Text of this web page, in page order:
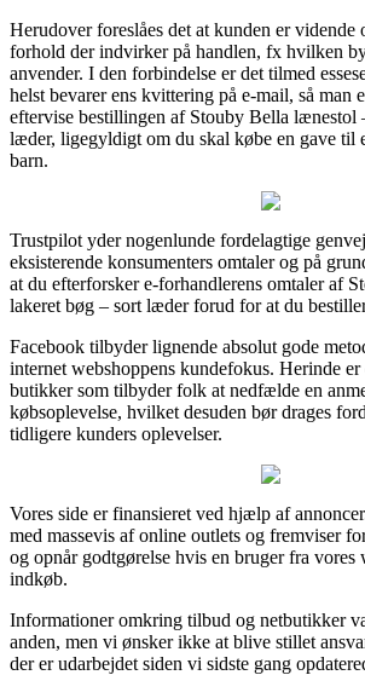
Herudover foreslåes det at kunden er vidende
forhold der indvirker på handlen, fx hvilken
anvender. I den forbindelse er det tilmed
helst bevarer ens kvittering på e-mail, så man
eftervise bestillingen af Stouby Bella lænestol
læder, ligegyldigt om du skal købe en gave til
barn.
Trustpilot yder nogenlunde fordelagtige
eksisterende konsumenters omtaler og på
at du efterforsker e-forhandlerens omtaler af
lakeret bøg – sort læder forud for at du
Facebook tilbyder lignende absolut gode
internet webshoppens kundefokus. Herinde
butikker som tilbyder folk at nedfælde en
købsoplevelse, hvilket desuden bør drages
tidligere kunders oplevelser.
Vores side er finansieret ved hjælp af
med massevis af online outlets og fremviser
og opnår godtgørelse hvis en bruger fra vores
indkøb.
Informationer omkring tilbud og netbutikker
anden, men vi ønsker ikke at blive stillet
der er udarbejdet siden vi sidste gang